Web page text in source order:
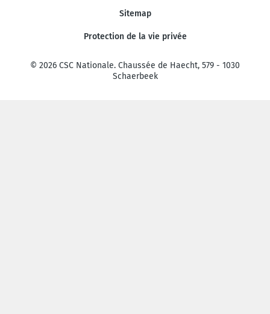
Sitemap
Protection de la vie privée
© 2026 CSC Nationale. Chaussée de Haecht, 579 - 1030
Schaerbeek